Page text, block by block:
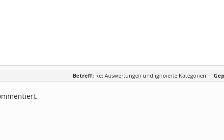
Betreff: Re: Auswertungen und ignoierte Kategorien ·